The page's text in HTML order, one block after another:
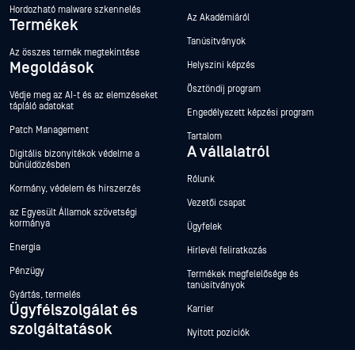
Hordozható malware szkennelés
Termékek
Az összes termék megtekintése
Megoldások
Védje meg az AI-t és az elemzéseket
tápláló adatokat
Patch Management
Digitális bizonyítékok védelme a
bűnüldözésben
Kormány, védelem és hírszerzés
az Egyesült Államok szövetségi
kormánya
Energia
Pénzügy
Gyártás, termelés
Ügyfélszolgálat és
szolgáltatások
Az Akadémiáról
Tanúsítványok
Helyszíni képzés
Ösztöndíj program
Engedélyezett képzési program
Tartalom
A vállalatról
Rólunk
Vezetői csapat
Ügyfelek
Hírlevél feliratkozás
Termékek megfelelősége és
tanúsítványok
Karrier
Nyitott pozíciók